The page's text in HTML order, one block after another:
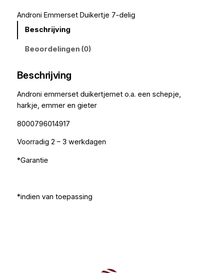
Androni Emmerset Duikertje 7-delig
Beschrijving
Beoordelingen (0)
Beschrijving
Androni emmerset duikertjemet o.a. een schepje,
harkje, emmer en gieter
8000796014917
Voorradig 2 – 3 werkdagen
*Garantie
*indien van toepassing